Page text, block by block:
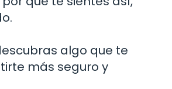
algo que te
más seguro y